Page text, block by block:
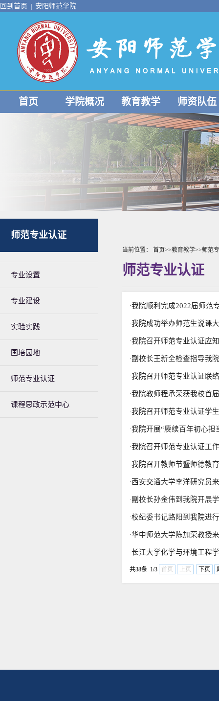
回到首页 安阳师范学院
首页 学院概况 教育教学 师资队伍
师范专业认证
专业设置
专业建设
实验实践
国培园地
师范专业认证
课程思政示范中心
当前位置： 首页>>教育教学>>师范
师范专业认证
·我院顺利完成2022届师范
·我院成功举办师范生说课
·我院召开师范专业认证应
·副校长王新全检查指导我
·我院召开师范专业认证联
·我院教师程承荣获我校首
·我院召开师范专业认证学
·我院开展“赓续百年初心担
·我院召开师范专业认证工
·我院召开教师节暨师德教
·西安交通大学李洋研究员
·副校长孙金伟到我院开展
·校纪委书记路阳到我院进
·华中师范大学陈加荣教授
·长江大学化学与环境工程
共38条 1/3 首页 上页 下页